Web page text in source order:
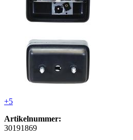
+5
Artikelnummer:
30191869